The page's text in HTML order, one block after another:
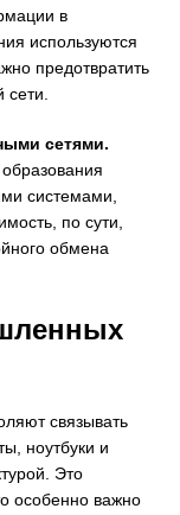
в
используются
предотвратить
сетями.
системами,
по сути,
обмена
связывать
ноутбуки и
Это
особенно важно